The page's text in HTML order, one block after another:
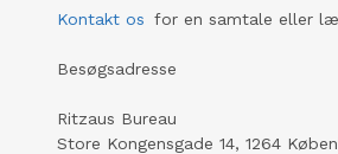
Kontakt os for en samtale eller
Besøgsadresse
Ritzaus Bureau
Store Kongensgade 14, 1264